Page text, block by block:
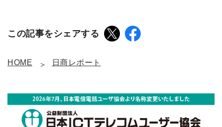
この記事をシェアする
HOME 日商レポート